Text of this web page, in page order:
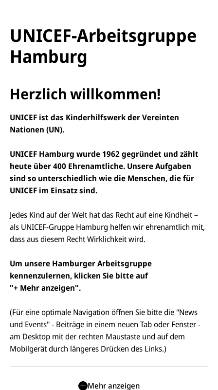
UNICEF-Arbeitsgruppe
Hamburg
Herzlich willkommen!
UNICEF ist das Kinderhilfswerk der Vereinten
Nationen (UN).
UNICEF Hamburg wurde 1962 gegründet und zählt
heute über 400 Ehrenamtliche. Unsere Aufgaben
sind so unterschiedlich wie die Menschen, die für
UNICEF im Einsatz sind.
Jedes Kind auf der Welt hat das Recht auf eine Kindheit –
als UNICEF-Gruppe Hamburg helfen wir ehrenamtlich mit,
dass aus diesem Recht Wirklichkeit wird.
Um unsere Hamburger Arbeitsgruppe
kennenzulernen, klicken Sie bitte auf
"+ Mehr anzeigen".
(Für eine optimale Navigation öffnen Sie bitte die "News
und Events" - Beiträge in einem neuen Tab oder Fenster -
am Desktop mit der rechten Maustaste und auf dem
Mobilgerät durch längeres Drücken des Links.)
Mehr anzeigen